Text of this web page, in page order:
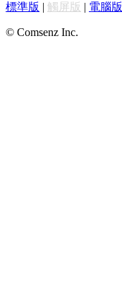
標準版 | 觸屏版 | 電腦版
© Comsenz Inc.